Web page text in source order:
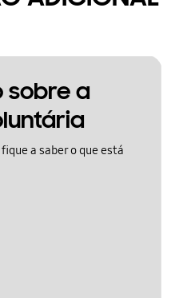
sobre a
a saber o que está